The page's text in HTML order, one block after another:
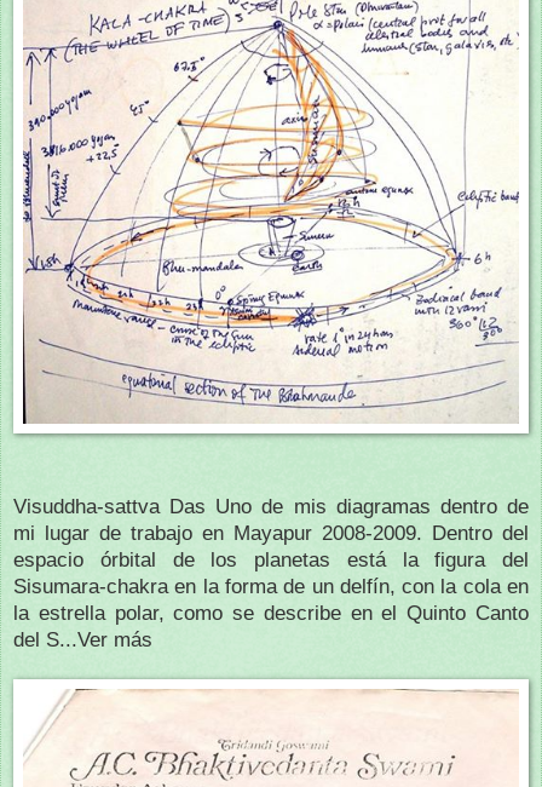
Visuddha-sattva Das Uno de mis diagramas dentro de
mi lugar de trabajo en Mayapur 2008-2009. Dentro del
espacio órbital de los planetas está la figura del
Sisumara-chakra en la forma de un delfín, con la cola en
la estrella polar, como se describe en el Quinto Canto
del S...Ver más